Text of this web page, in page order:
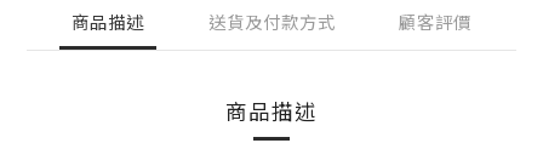
商品描述 送貨及付款方式 顧客評價
商品描述